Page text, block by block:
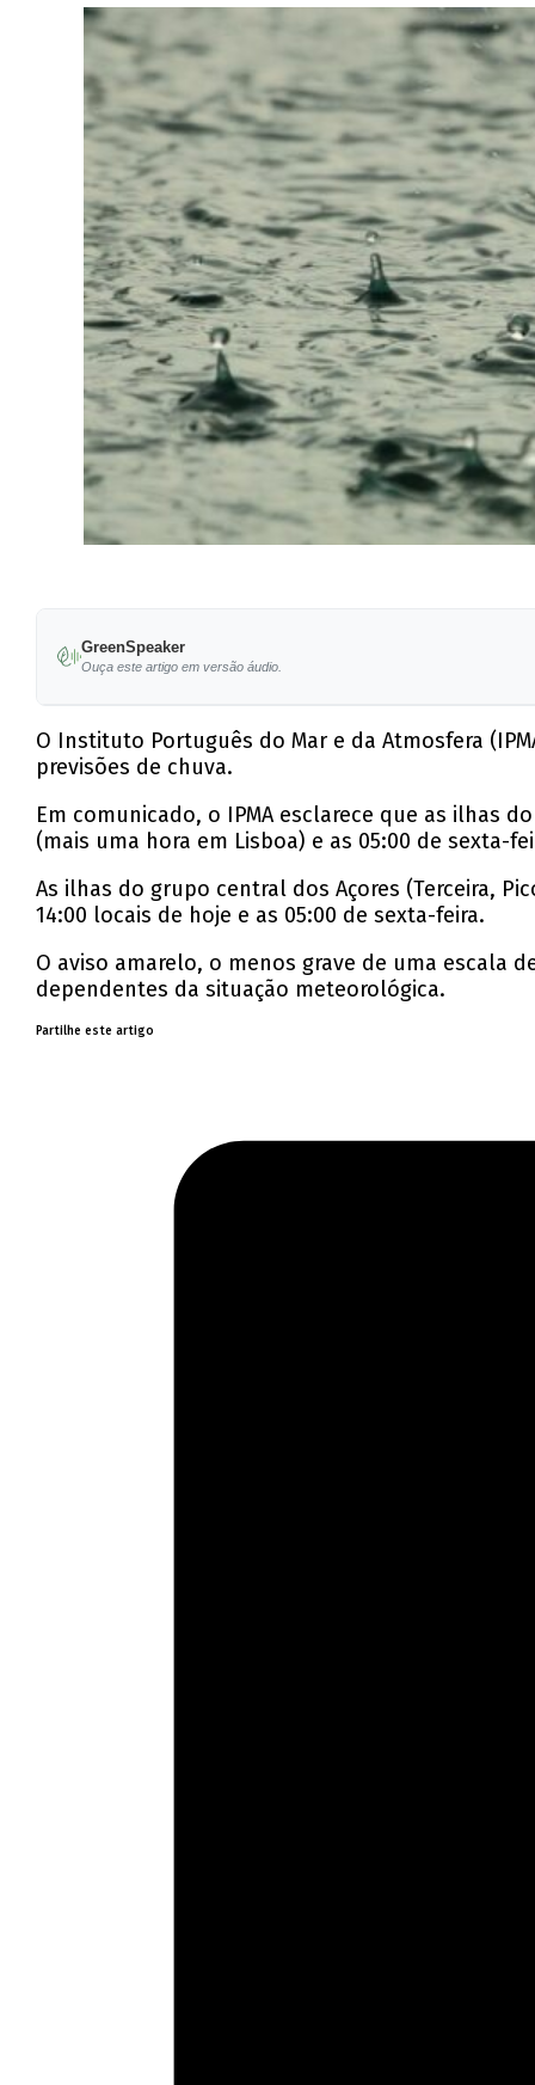
GreenSpeaker
Ouça este artigo em versão áudio.
O Instituto Português do Mar e da Atmosfera
previsões de chuva.
Em comunicado, o IPMA esclarece que as ilhas
(mais uma hora em Lisboa) e as 05:00 de sexta-
As ilhas do grupo central dos Açores (Terceira,
14:00 locais de hoje e as 05:00 de sexta-feira.
O aviso amarelo, o menos grave de uma escala
dependentes da situação meteorológica.
Partilhe este artigo